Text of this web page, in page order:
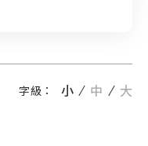
字級： 小 中 大